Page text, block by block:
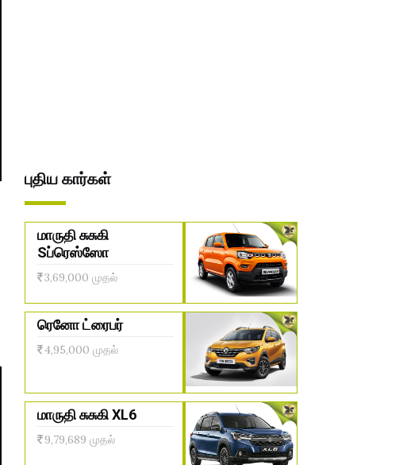
புதிய கார்கள்
மாருதி சுசுகி
Sப்ரெஸ்ஸோ
3,69,000 முதல்
ரெனோ ட்ரைபர்
4,95,000 முதல்
மாருதி சுசுகி XL6
9,79,689 முதல்